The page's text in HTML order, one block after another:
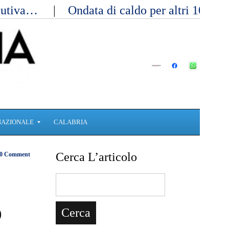
Ondata di caldo per altri 10
CALABRIA
0 Comment Cerca L’articolo